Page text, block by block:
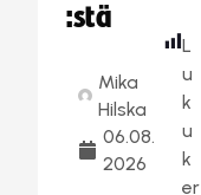
:stä
Mika
Hilska
06.08.
2026
L
u
k
u
k
er